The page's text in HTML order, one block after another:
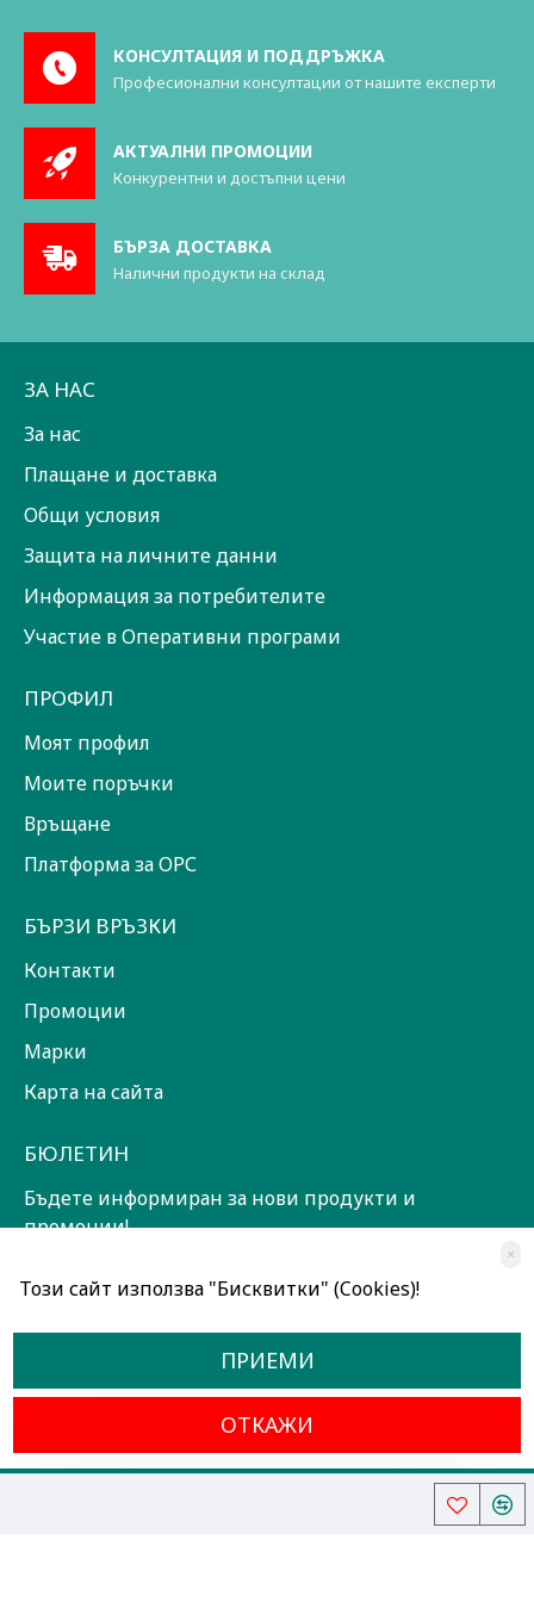
КОНСУЛТАЦИЯ И ПОДДРЪЖКА
Професионални консултации от нашите експерти
АКТУАЛНИ ПРОМОЦИИ
Конкурентни и достъпни цени
БЪРЗА ДОСТАВКА
Налични продукти на склад
ЗА НАС
За нас
Плащане и доставка
Общи условия
Защита на личните данни
Информация за потребителите
Участие в Оперативни програми
ПРОФИЛ
Моят профил
Моите поръчки
Връщане
Платформа за ОРС
БЪРЗИ ВРЪЗКИ
Контакти
Промоции
Марки
Карта на сайта
БЮЛЕТИН
Бъдете информиран за нови продукти и
промоции!
Прочетох и съм съгласен сОбщи условия
Всички права запазени © 2024, Радославов Мюзик Център
×
Този сайт използва "Бисквитки" (Cookies)!
ПРИЕМИ
ОТКАЖИ